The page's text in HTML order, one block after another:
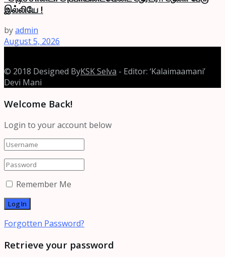
இல்லியே !
byadmin
August 5, 2026
© 2018 Designed ByKSK Selva - Editor: ‘Kalaimaamani’
Devi Mani
Welcome Back!
Login to your account below
Remember Me
Forgotten Password?
Retrieve your password